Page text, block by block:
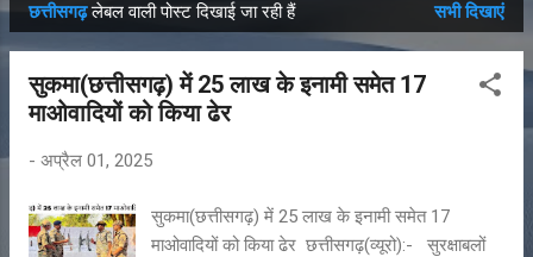
सं
दे
छत्तीसगढ़लेबल वाली पोस्ट दिखाई जा रही हैं सभी दिखाएं
सुकमा(छत्तीसगढ़) में 25 लाख के इनामी समेत 17
माओवादियों को किया ढेर
- अप्रैल 01, 2025
सुकमा(छत्तीसगढ़) में 25 लाख के इनामी समेत 17
माओवादियों को किया ढेर छत्तीसगढ़(व्यूरो):- सुरक्षाबलों